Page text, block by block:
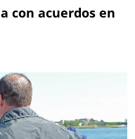
con acuerdos en